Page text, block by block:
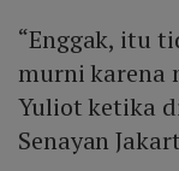
“Enggak, itu
murni karena
Yuliot ketika
Senayan